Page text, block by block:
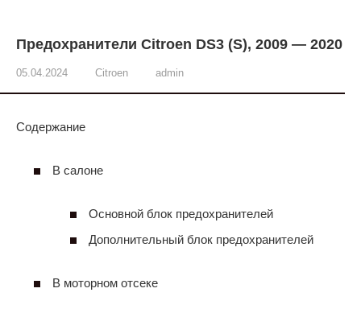
Предохранители Citroen DS3 (S), 2009 — 2020
05.04.2024 Citroen admin
Содержание
В салоне
Основной блок предохранителей
Дополнительный блок предохранителей
В моторном отсеке